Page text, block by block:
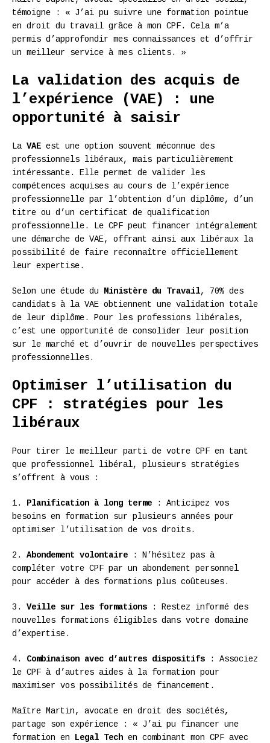
témoigne : « J’ai pu suivre une formation pointue
en droit du travail grâce à mon CPF. Cela m’a
permis d’approfondir mes connaissances et d’offrir
un meilleur service à mes clients. »
La validation des acquis de
l’expérience (VAE) : une
opportunité à saisir
La VAE est une option souvent méconnue des
professionnels libéraux, mais particulièrement
intéressante. Elle permet de valider les
compétences acquises au cours de l’expérience
professionnelle par l’obtention d’un diplôme, d’un
titre ou d’un certificat de qualification
professionnelle. Le CPF peut financer intégralement
une démarche de VAE, offrant ainsi aux libéraux la
possibilité de faire reconnaître officiellement
leur expertise.
Selon une étude du Ministère du Travail, 70% des
candidats à la VAE obtiennent une validation totale
de leur diplôme. Pour les professions libérales,
c’est une opportunité de consolider leur position
sur le marché et d’ouvrir de nouvelles perspectives
professionnelles.
Optimiser l’utilisation du
CPF : stratégies pour les
libéraux
Pour tirer le meilleur parti de votre CPF en tant
que professionnel libéral, plusieurs stratégies
s’offrent à vous :
1. Planification à long terme : Anticipez vos
besoins en formation sur plusieurs années pour
optimiser l’utilisation de vos droits.
2. Abondement volontaire : N’hésitez pas à
compléter votre CPF par un abondement personnel
pour accéder à des formations plus coûteuses.
3. Veille sur les formations : Restez informé des
nouvelles formations éligibles dans votre domaine
d’expertise.
4. Combinaison avec d’autres dispositifs : Associez
le CPF à d’autres aides à la formation pour
maximiser vos possibilités de financement.
Maître Martin, avocate en droit des sociétés,
partage son expérience : « J’ai pu financer une
formation en
Legal Tech en combinant mon CPF avec